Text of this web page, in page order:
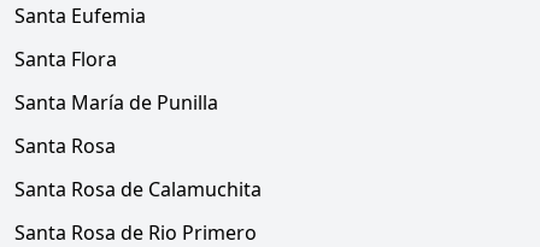
Santa Eufemia
Santa Flora
Santa María de Punilla
Santa Rosa
Santa Rosa de Calamuchita
Santa Rosa de Rio Primero